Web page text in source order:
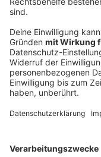
Schweinestall
tot
Feueralarm im
gerettet werden.